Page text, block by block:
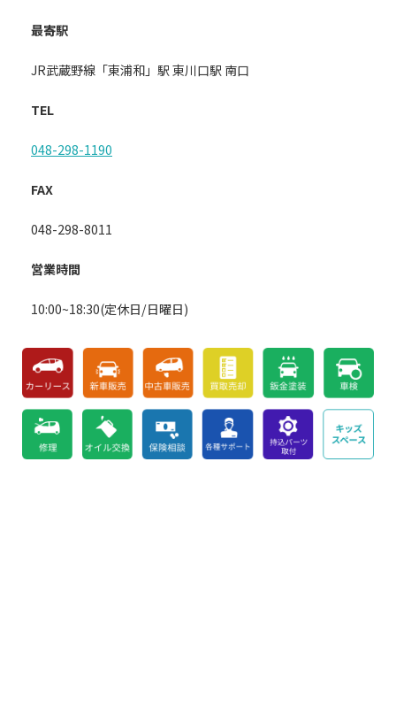
最寄駅
JR武蔵野線「東浦和」駅 東川口駅 南口
TEL
048-298-1190
FAX
048-298-8011
営業時間
10:00~18:30(定休日/日曜日)